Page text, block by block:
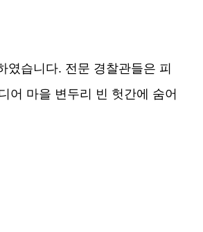
습니다. 전문 경찰관들은 피
어 마을 변두리 빈 헛간에 숨어